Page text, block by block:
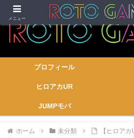
プロフィール
ヒロアカUR
JUMPモバ
ホーム 未分類
【ヒロア
メニュー